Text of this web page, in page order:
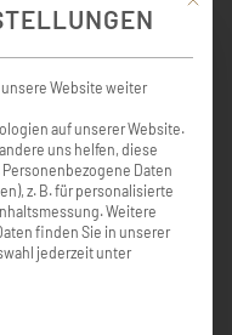
( 6 )
und
verarbeiten
Website weiter
auf unserer Website.
uns helfen, diese
Personenbezogene Daten
z. B. für personalisierte
Weitere
finden Sie in unserer
jederzeit unter
für die eine